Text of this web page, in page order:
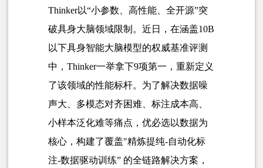
Thinker以“小参数、高性能、全开源”突
破具身大脑领域限制。近日，在涵盖10B
以下具身智能大脑模型的权威基准评测
中，Thinker一举拿下9项第一，重新定义
了该领域的性能标杆。为了解决数据噪
声大、多模态对齐困难、标注成本高、
小样本泛化难等痛点，优必选以数据为
核心，构建了覆盖"精炼提纯-自动化标
注-数据驱动训练” 的全链路解决方案，